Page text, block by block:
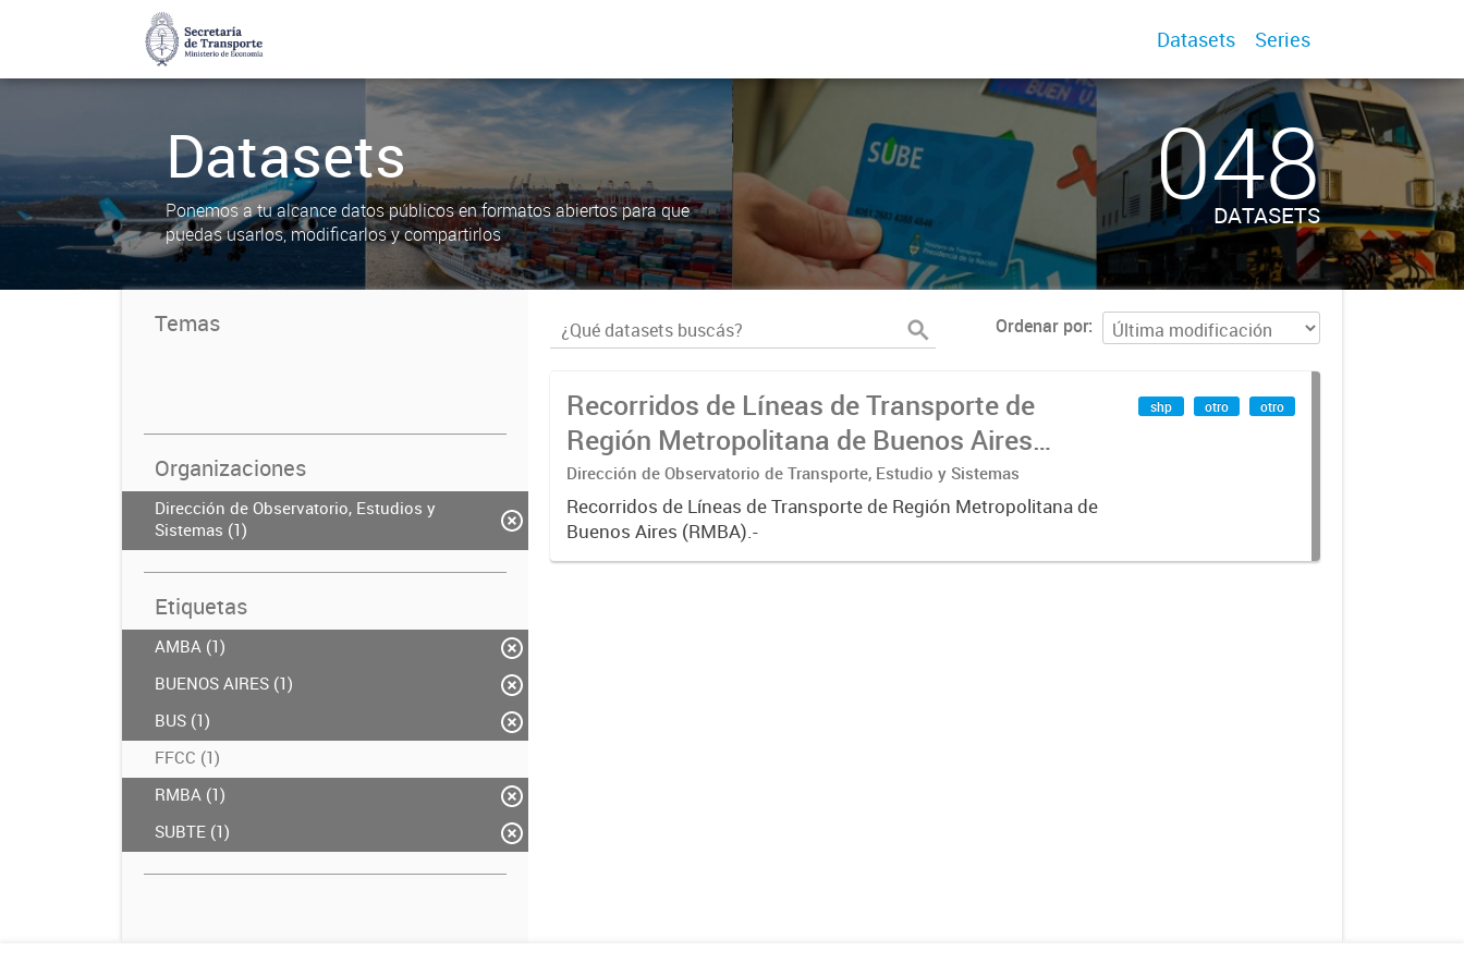
Datasets Series
Datasets
Ponemos a tu alcance datos públicos en formatos abiertos para que
puedas usarlos, modificarlos y compartirlos
048
DATASETS
Temas
Organizaciones
Dirección de Observatorio, Estudios y
Sistemas (1)
Etiquetas
AMBA (1)
BUENOS AIRES (1)
BUS (1)
FFCC (1)
RMBA (1)
SUBTE (1)
Ordenar por
Recorridos de Líneas de Transporte de
Región Metropolitana de Buenos Aires
(RMBA)
Dirección de Observatorio de Transporte, Estudio y Sistemas
Recorridos de Líneas de Transporte de Región Metropolitana de
Buenos Aires (RMBA).-
shp otro otro